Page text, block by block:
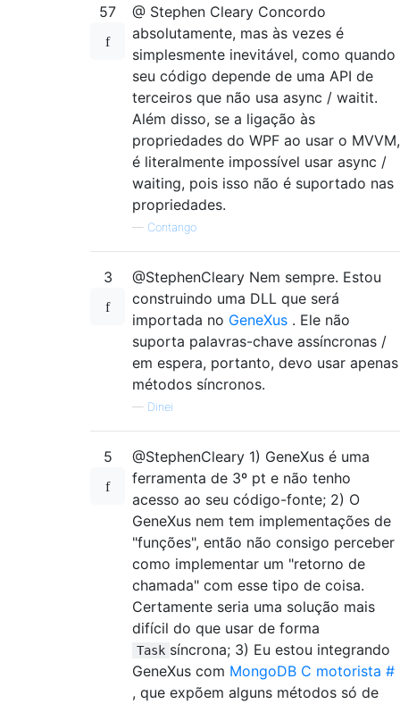
57
@ Stephen Cleary Concordo
absolutamente, mas às vezes é
simplesmente inevitável, como quando
seu código depende de uma API de
terceiros que não usa async / waitit.
Além disso, se a ligação às
propriedades do WPF ao usar o MVVM,
é literalmente impossível usar async /
waiting, pois isso não é suportado nas
propriedades.
— Contango
3
@StephenCleary Nem sempre. Estou
construindo uma DLL que será
importada no GeneXus . Ele não
suporta palavras-chave assíncronas /
em espera, portanto, devo usar apenas
métodos síncronos.
— Dinei
5
@StephenCleary 1) GeneXus é uma
ferramenta de 3º pt e não tenho
acesso ao seu código-fonte; 2) O
GeneXus nem tem implementações de
"funções", então não consigo perceber
como implementar um "retorno de
chamada" com esse tipo de coisa.
Certamente seria uma solução mais
difícil do que usar de forma
Task síncrona; 3) Eu estou integrando
GeneXus com MongoDB C motorista #
, que expõem alguns métodos só de